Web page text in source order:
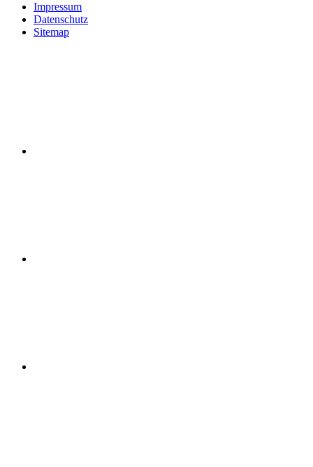
Impressum
Datenschutz
Sitemap